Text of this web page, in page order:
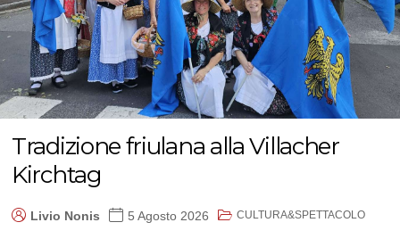
Tradizione friulana alla Villacher
Kirchtag
Livio Nonis 5 Agosto 2026 CULTURA&SPETTACOLO